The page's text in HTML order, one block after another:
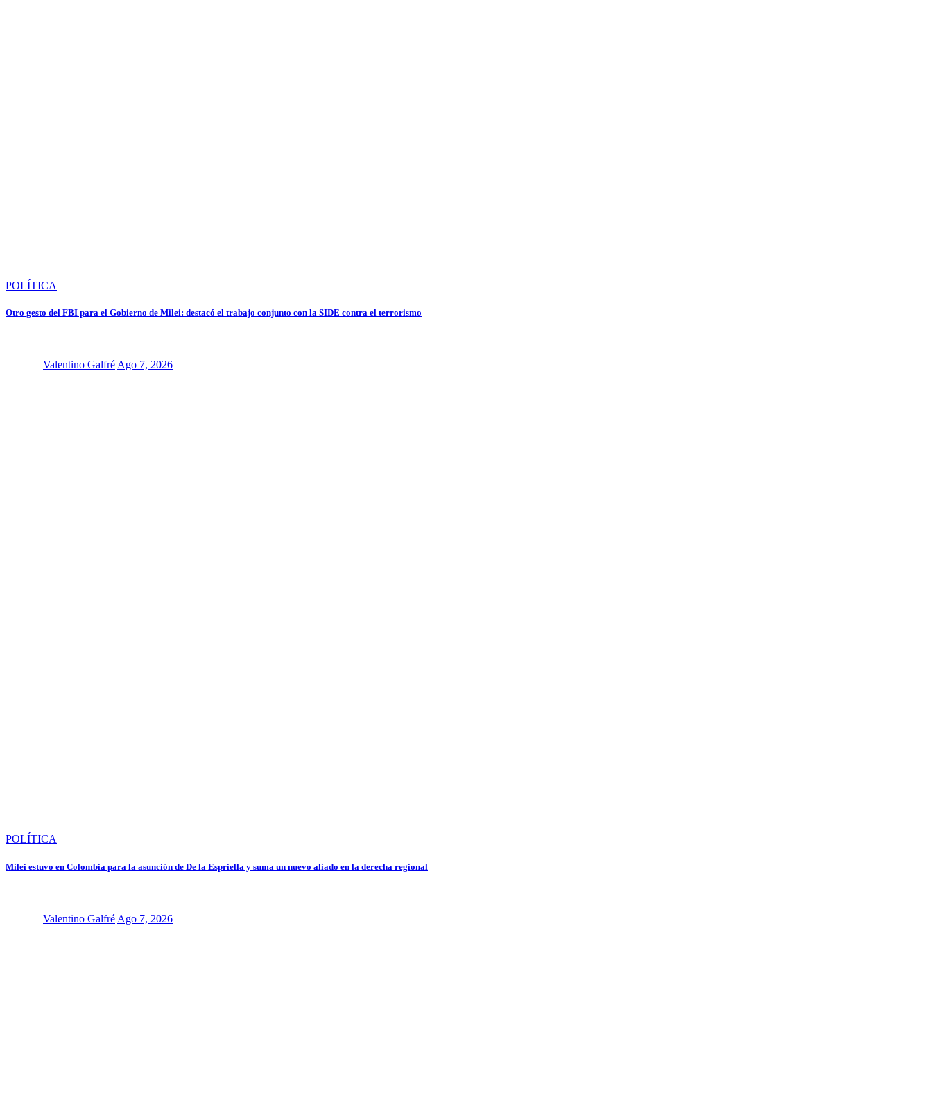
POLÍTICA
Otro gesto del FBI para el Gobierno de Milei: destacó el trabajo conjunto con la SIDE contra el terrorismo
Valentino GalfréAgo 7, 2026
POLÍTICA
Milei estuvo en Colombia para la asunción de De la Espriella y suma un nuevo aliado en la derecha regional
Valentino Galfré Ago 7, 2026